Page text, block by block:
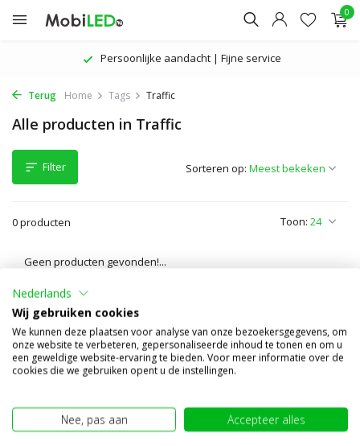
0
Persoonlijke aandacht | Fijne service
Terug Home Tags Traffic
Alle producten in Traffic
Filter
0 producten Toon:
Sorteren op:
Geen producten gevonden!...
Klantenservice
Mijn account
Nederlands
Wij gebruiken cookies
We kunnen deze plaatsen voor analyse van onze bezoekersgegevens, om
onze website te verbeteren, gepersonaliseerde inhoud te tonen en om u
een geweldige website-ervaring te bieden. Voor meer informatie over de
cookies die we gebruiken opent u de instellingen.
Nee, pas aan Accepteer alles